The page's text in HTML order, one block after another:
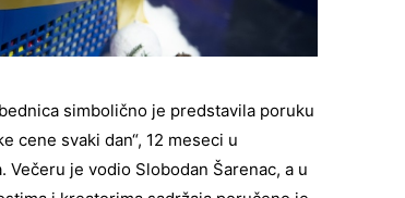
simbolično je predstavila poruku
cene svaki dan“, 12 meseci u
je vodio Slobodan Šarenac, a u